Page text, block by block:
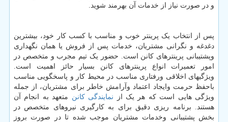
و در صورت نیاز از خدمات آن بهرمند شوید.
پس از انتخاب یک پرینتر خوب و مناسب با کسب کار خود، بیشترین
دغدغه و نگرانی مشتریان، خدمات پس از فروش یا همان نگهداری
وپشتیبانی پرینترهای کانن است. حضور یک تیم مجرب و متخصص در
امور تعمیرات انواع پرینترهای کانن بسیار حائز اهمیت است.
ویژگیهای اخلاقی ورفتاری مناسب در محیط کار و پاسخگویی مناسب
باحفظ حرمت وایجاد اعتماد وآرامش خاطر برای مشتریان، از جمله
ویژگی هایی است که هر یک از نمایندگی کانن متعهد به انجام آن
هستند. برنامه ریزی دقیق برای به کارگیری نیروهای متخصص در
بخش پشتیبانی وخدمات مشتریان موجب شده تا در صورت بروز